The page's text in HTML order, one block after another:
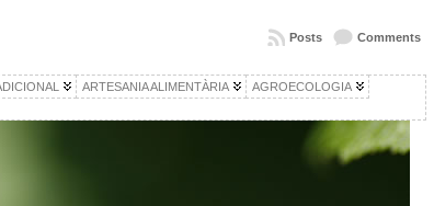
Comments
Posts
ARTESANIA ALIMENTÀRIA
AGROECOLOGIA